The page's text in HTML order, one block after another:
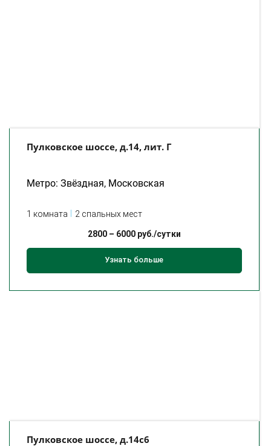
Пулковское шоссе, д.14, лит. Г
Метро: Звёздная, Московская
1 комната 2 спальных мест
2800– 6000руб./сутки
Узнать больше
Пулковское шоссе, д.14с6